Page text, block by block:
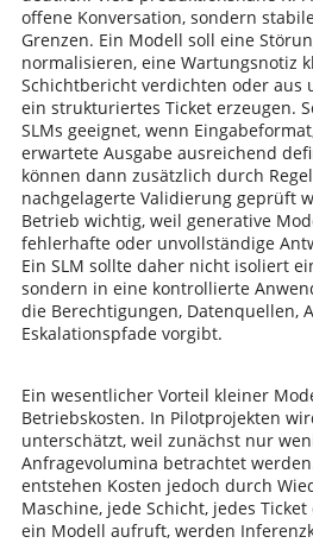
offene Konversation, sondern
Grenzen. Ein Modell soll eine
normalisieren, eine Wartungsnotiz
Schichtbericht verdichten oder aus
ein strukturiertes Ticket erzeugen.
SLMs geeignet, wenn
erwartete Ausgabe ausreichend
können dann zusätzlich durch
nachgelagerte Validierung geprüft
Betrieb wichtig, weil generative
fehlerhafte oder unvollständige
Ein SLM sollte daher nicht isoliert
sondern in eine kontrollierte
die Berechtigungen, Datenquellen,
Eskalationspfade vorgibt.
Ein wesentlicher Vorteil kleiner
Betriebskosten. In Pilotprojekten
unterschätzt, weil zunächst nur
Anfragevolumina betrachtet
entstehen Kosten jedoch durch
Maschine, jede Schicht, jedes
ein Modell aufruft, werden